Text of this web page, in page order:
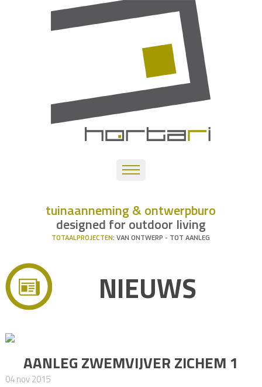
tuinaanneming & ontwerpburo
designed for outdoor living
TOTAALPROJECTEN: VAN ONTWERP - TOT AANLEG
NIEUWS
AANLEG ZWEMVIJVER ZICHEM 1
04 nov 2015